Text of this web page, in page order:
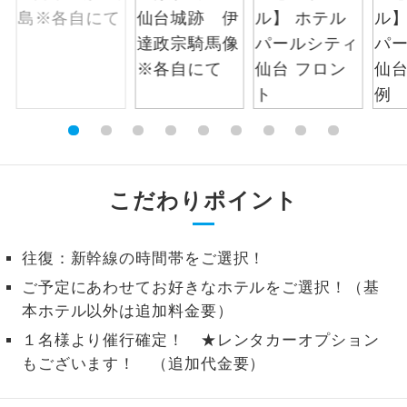
こだわりポイント
往復：新幹線の時間帯をご選択！
ご予定にあわせてお好きなホテルをご選択！（基
本ホテル以外は追加料金要）
１名様より催行確定！ ★レンタカーオプション
もございます！ （追加代金要）
露天風呂
ご宿泊ホテルに露天風呂が付いていま
す。
ご宿泊ホテルに大浴場が付いています。
全食事付き
事の心配はいりません。（機内食を除
お部屋にてゆっくりとお召し上がりいた
だけます。
トラベルイヤ
ホン
周りの音を気にせず、ガイドさんの説明
1名様催行
1名様から出発可能な個人型プランで
す。
2名様から出発可能な個人型プランで